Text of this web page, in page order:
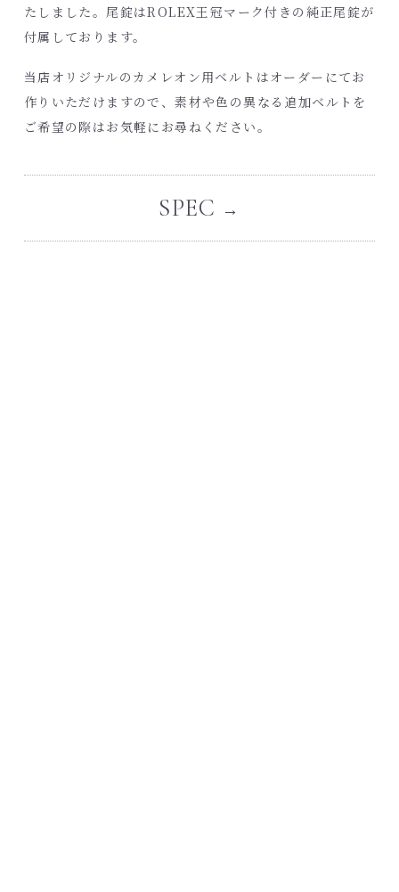
たしました。尾錠はROLEX王冠マーク付きの純正尾錠が
付属しております。
当店オリジナルのカメレオン用ベルトはオーダーにてお
作りいただけますので、素材や色の異なる追加ベルトを
ご希望の際はお気軽にお尋ねください。
SPEC